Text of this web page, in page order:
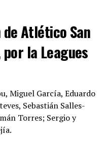
Atlético San
la Leagues
Miguel García, Eduardo
Sebastián Salles-
Torres; Sergio y